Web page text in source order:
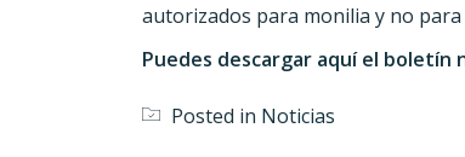
autorizados para monilia y no para
Puedes descargar aquí el boletín
Posted in Noticias